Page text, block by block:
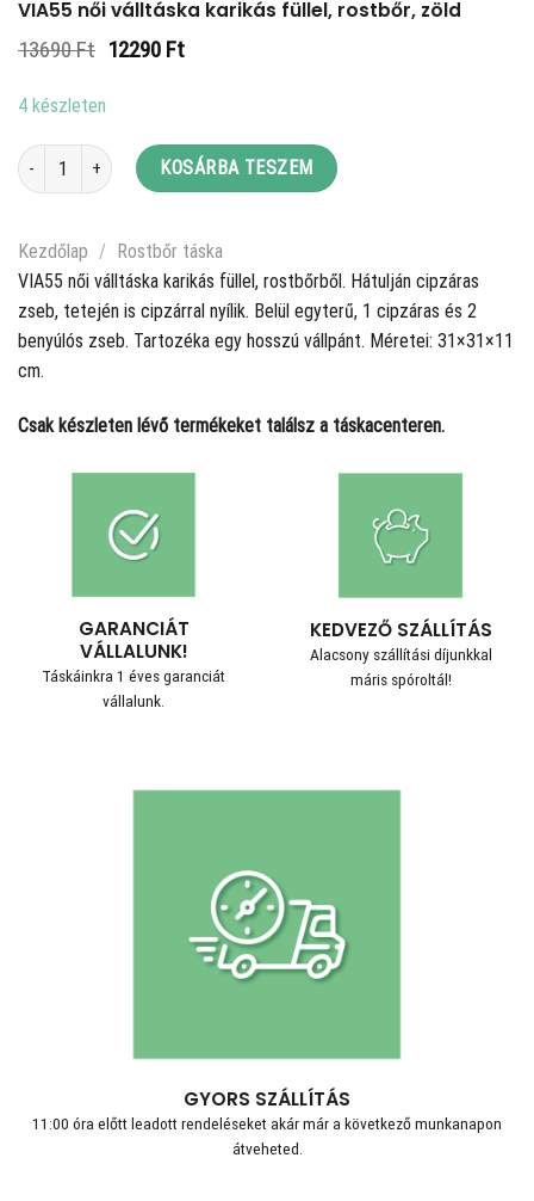
VIA55 női válltáska karikás füllel, rostbőr, zöld
13690Ft Original
12290 FtCurrent
4 készleten
VIA55 női válltáska karikás füllel, rostbőr, zöld mennyiség
KOSÁRBA TESZEM
Kezdőlap /
Rostbőr táska
VIA55 női válltáska karikás füllel, rostbőrből. Hátulján cipzáras
zseb, tetején is cipzárral nyílik. Belül egyterű, 1 cipzáras és 2
benyúlós zseb. Tartozéka egy hosszú vállpánt. Méretei: 31×31×11
cm.
Csak készleten lévő termékeket találsz a táskacenteren.
GARANCIÁT
VÁLLALUNK!
Táskáinkra 1 éves garanciát
vállalunk.
KEDVEZŐ SZÁLLÍTÁS
Alacsony szállítási díjunkkal
máris spóroltál!
GYORS SZÁLLÍTÁS
11:00 óra előtt leadott rendeléseket akár már a következő munkanapon
átveheted.